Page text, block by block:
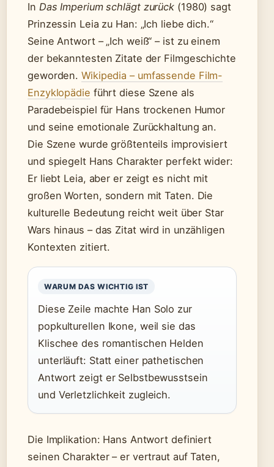
In Das Imperium schlägt zurück (1980) sagt
Prinzessin Leia zu Han: „Ich liebe dich.“
Seine Antwort – „Ich weiß“ – ist zu einem
der bekanntesten Zitate der Filmgeschichte
geworden.Wikipedia – umfassende Film-
Enzyklopädie führt diese Szene als
Paradebeispiel für Hans trockenen Humor
und seine emotionale Zurückhaltung an.
Die Szene wurde größtenteils improvisiert
und spiegelt Hans Charakter perfekt wider:
Er liebt Leia, aber er zeigt es nicht mit
großen Worten, sondern mit Taten. Die
kulturelle Bedeutung reicht weit über Star
Wars hinaus – das Zitat wird in unzähligen
Kontexten zitiert.
WARUM DAS WICHTIG IST
Diese Zeile machte Han Solo zur
popkulturellen Ikone, weil sie das
Klischee des romantischen Helden
unterläuft: Statt einer pathetischen
Antwort zeigt er Selbstbewusstsein
und Verletzlichkeit zugleich.
Die Implikation: Hans Antwort definiert
seinen Charakter – er vertraut auf Taten,